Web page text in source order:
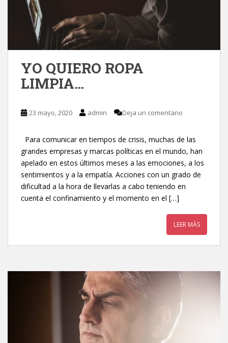
YO QUIERO ROPA
LIMPIA…
23 mayo, 2020 admin Deja un comentario
Para comunicar en tiempos de crisis, muchas de las
grandes empresas y marcas políticas en el mundo, han
apelado en estos últimos meses a las emociones, a los
sentimientos y a la empatía. Acciones con un grado de
dificultad a la hora de llevarlas a cabo teniendo en
cuenta el confinamiento y el momento en el […]
LEER MÁS